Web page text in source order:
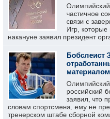
частичное
связи с
Игр,
накануне заявил президент
Бобслеист
материалом
российский
заявил, что
словам спортсмена, ему не
тренерском штабе сборной